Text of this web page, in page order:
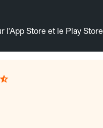
l'App Store et le Play Store